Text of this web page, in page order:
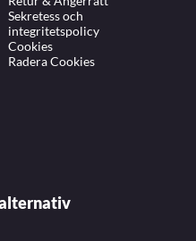
Sekretess och
integritetspolicy
Cookies
Radera Cookies